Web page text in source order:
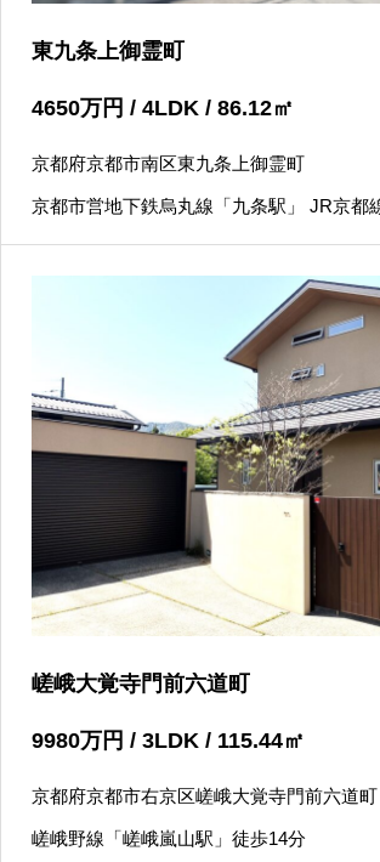
東九条上御霊町
4650万円 / 4LDK / 86.12㎡
京都府京都市南区東九条上御霊町
京都市営地下鉄烏丸線「九条駅」 JR京都
嵯峨大覚寺門前六道町
9980万円 / 3LDK / 115.44㎡
京都府京都市右京区嵯峨大覚寺門前六道町
嵯峨野線「嵯峨嵐山駅」徒歩14分